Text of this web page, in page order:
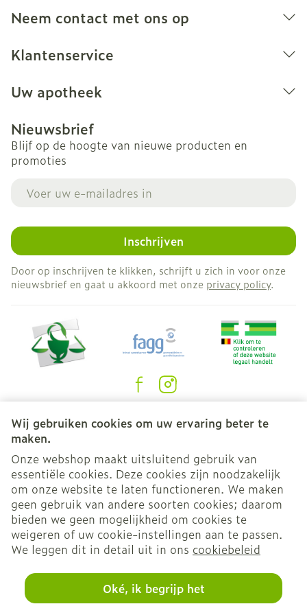
Wij gebruiken cookies om uw ervaring beter te
maken.
Onze webshop maakt uitsluitend gebruik van
essentiële cookies. Deze cookies zijn noodzakelijk
om onze website te laten functioneren. We maken
geen gebruik van andere soorten cookies; daarom
bieden we geen mogelijkheid om cookies te
weigeren of uw cookie-instellingen aan te passen.
We leggen dit in detail uit in ons cookiebeleid
Oké, ik begrijp het
Niet samen gebruiken met crème, olie of zalf.
Bij onvakkundig gebruik en eigenmachtig
aangebrachte veranderingen vervalt elke
Neem contact met ons op
Klantenservice
Uw apotheek
Nieuwsbrief
Blijf op de hoogte van nieuwe producten en
promoties
Inschrijven
Door op inschrijven te klikken, schrijft u zich in voor onze
nieuwsbrief en gaat u akkoord met onze privacy policy.
Juridische links